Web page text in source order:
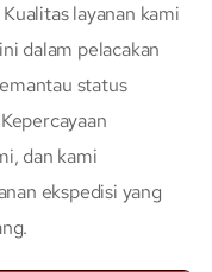
layanan kami
dalam pelacakan
status
dan kami
ekspedisi yang